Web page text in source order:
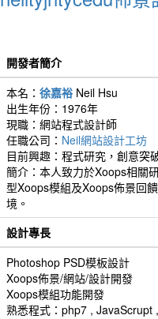
開發者簡介
本名： 徐嘉裕 Neil Hsu
出生年份：1976年
現職：網站程式設計師
任職公司： Neil網站設計工坊
目前興趣：程式研究，創意突
簡介：本人致力於Xoops相關
型Xoops模組及Xoops佈景回
境。
設計專長
Photoshop PSD模板設計
Xoops佈景/網站/設計開發
Xoops模組功能開發
熟悉程式：php7 ,